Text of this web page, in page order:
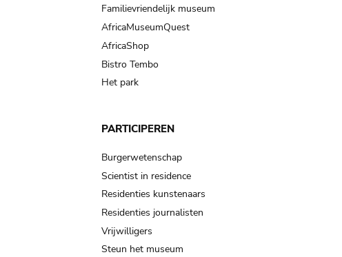
Familievriendelijk museum
AfricaMuseumQuest
AfricaShop
Bistro Tembo
Het park
PARTICIPEREN
Burgerwetenschap
Scientist in residence
Residenties kunstenaars
Residenties journalisten
Vrijwilligers
Steun het museum